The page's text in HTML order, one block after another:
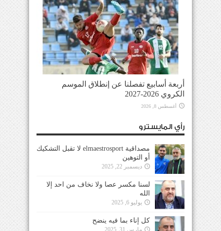
أربعة أسابيع تفصلنا عن إنطلاق الموسم
الكروي 2026-2027
أغسطس 8, 2026
رأي المايسترو
مصداقية elmaestrosport لا تقبل التشكيك
أو التوهين
ديسمبر 22, 2025
لسنا مكسر عصا ولا نخاف من احد إلا
الله
يوليو 6, 2025
كل إناء بما فيه ينضح
مارس 31, 2025